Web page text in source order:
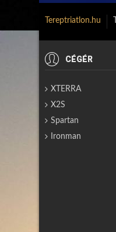
Tereptriatlon.hu
CÉGÉR
XTERRA
X2S
Spartan
Ironman